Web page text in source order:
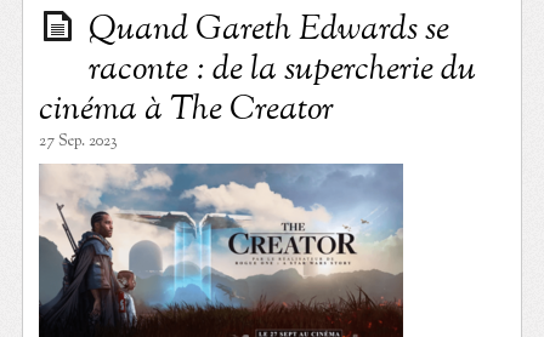
Quand Gareth Edwards se
raconte : de la supercherie du
cinéma à The Creator
27 Sep. 2023